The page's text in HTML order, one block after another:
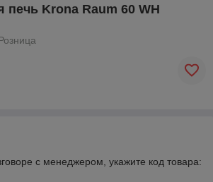
печь Krona Raum 60 WH
с менеджером, укажите код товара: